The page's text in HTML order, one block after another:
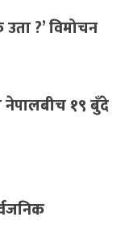
?’ विमोचन
नेपालबीच १९ बुँदे